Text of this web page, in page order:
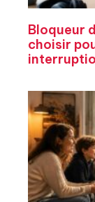
Bloqueur
choisir